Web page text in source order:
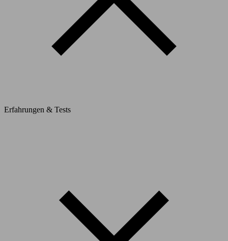
Erfahrungen & Tests